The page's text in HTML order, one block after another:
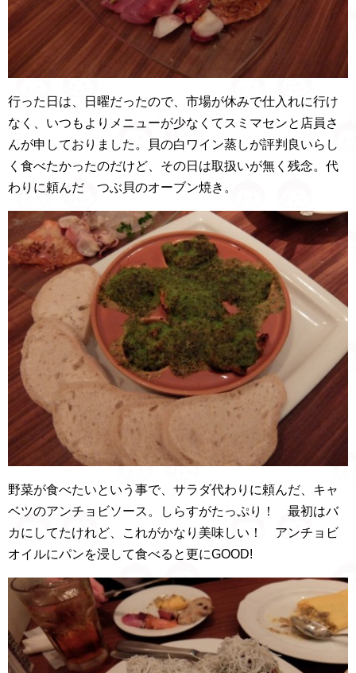
行った日は、日曜だったので、市場が休みで仕入れに行け
なく、いつもよりメニューが少なくてスミマセンと店員さ
んが申しておりました。貝の白ワイン蒸しが評判良いらし
く食べたかったのだけど、その日は取扱いが無く残念。代
わりに頼んだ つぶ貝のオーブン焼き。
野菜が食べたいという事で、サラダ代わりに頼んだ、キャ
ベツのアンチョビソース。しらすがたっぷり！ 最初はバ
カにしてたけれど、これがかなり美味しい！ アンチョビ
オイルにパンを浸して食べると更にGOOD!